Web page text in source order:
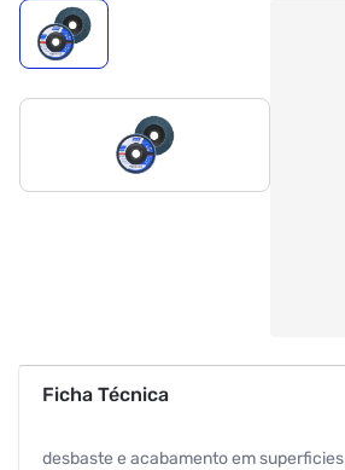
Ficha Técnica
desbaste e acabamento em superficies